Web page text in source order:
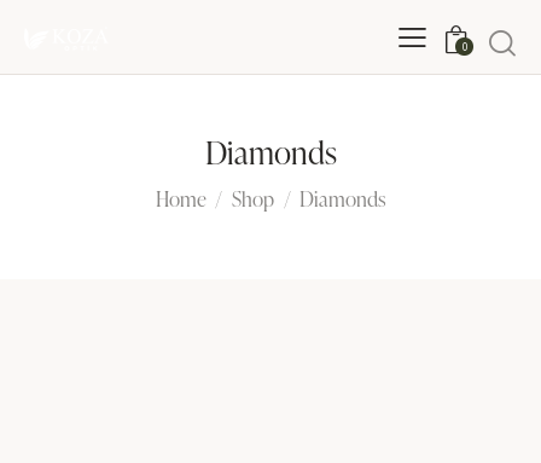
0
Diamonds
Home Shop Diamonds